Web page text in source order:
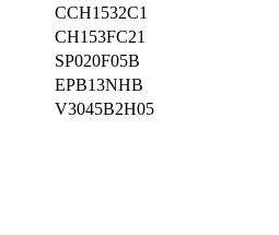
CCH1532C1
CH153FC21
SP020F05B
EPB13NHB
V3045B2H05